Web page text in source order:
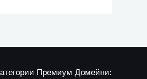
Премиум Домейни: